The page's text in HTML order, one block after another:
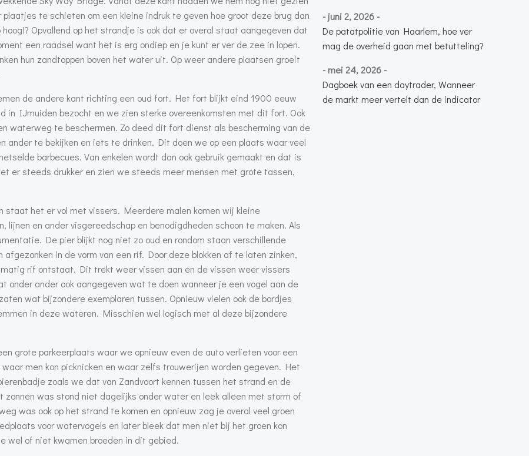
te schieten om een kleine indruk te geven hoe groot deze brug dan
Opvallend op het strandje is ook dat er overal staat aangegeven dat
een raadsel want het is erg ondiep en je kunt er ver de zee in lopen.
hun zandtoppen boven het water uit. Op weer andere plaatsen groeit
de andere kant richting een oud fort. Het fort blijkt eind 1900 eeuw
in IJmuiden bezocht en we zien sterke overeenkomsten met dit fort. Ook
waterweg te beschermen. Zo deed dit fort dienst als bescherming van de
ander te bekijken en iets te drinken. Dit doen we op een plaats waar veel
barbecues. Van enkelen wordt dan ook gebruik gemaakt en dat is
er steeds drukker en zien we steeds meer mensen met grote tassen,
staat het er vol met vissers. Meerdere malen komen wij kleine
en ander visgereedschap en benodigdheden schoon te maken. Als
De pier blijkt nog niet zo oud en rondom staan verschillende
in de vorm van een rif. Door deze blokken af te laten zinken,
rif ontstaat. Dit trekt weer vissen aan en de vissen weer vissers
onder ander ook aangegeven wat te doen wanneer je een vogel aan de
wat bijzondere exemplaren tussen. Opnieuw vielen ook de bordjes
in deze wateren. Misschien wel logisch met al deze bijzondere
grote parkeerplaats waar we opnieuw even de auto verlieten voor een
men kon picknicken en waar zelfs trouwerijen worden gegeven. Het
zoals we dat van Zandvoort kennen tussen het strand en de
zonnen was stond niet dagelijks onder water en leek alleen met storm of
was ook op het strand te komen en opnieuw zag je overal veel groen
voor watervogels en later bleek dat men niet bij het groen kon
wel of niet kwamen broeden in dit gebied.
- juni 2, 2026 -
De patatpolitie van Haarlem, hoe ver
mag de overheid gaan met betutteling?
- mei 24, 2026 -
Dagboek van een daytrader, Wanneer
de markt meer vertelt dan de indicator